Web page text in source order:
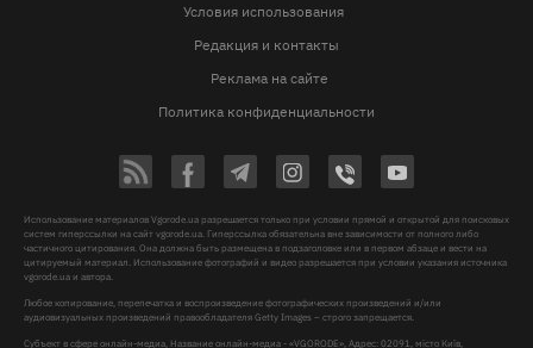
Условия использования
Редакция и контакты
Реклама на сайте
Политика конфиденциальности
Использование материалов Vgorode.ua разрешается только при условии прямой и открытой для поисковых
систем гиперссылки на сайт vgorode.ua. Гиперссылка обязательна вне зависимости от полного либо
частичного цитирования. Она должна быть размещена в подзаголовке или в первом абзаце и вести на
цитируемый материал. Использование фотографий и видео разрешается при условии указания источника
vgorode.ua и автора.
Любое копирование, перепечатка и воспроизведение фотографических произведений и/или
аудиовизуальных произведений правообладателя Getty Images – строго запрещается.
Субъект в сфере онлайн-медиа, Название онлайн-медиа - «VGORODE», Адрес: 02091, місто Київ,